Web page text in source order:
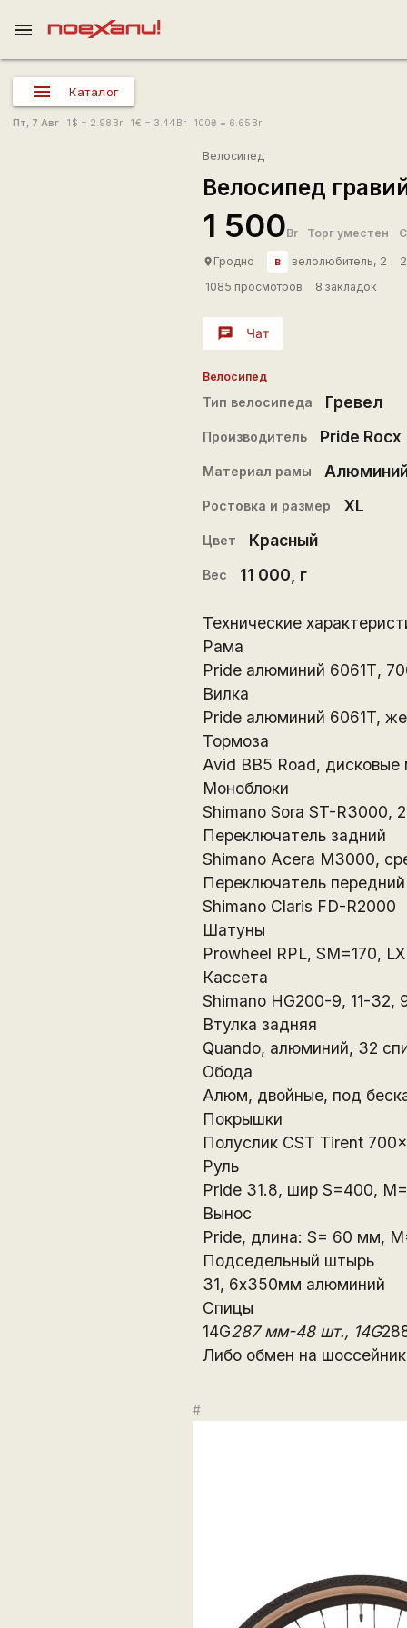
menu
Каталог
Пт, 7 Авг 1 $ = 2.98 Br 1€ = 3.44 Br 100₴ = 6.65 Br
Велосипед
Велосипед
1 500Br Торг уместен
place Гродно в велолюбитель, 2
1085 просмотров
8 закладок
chat Чат
Велосипед
Тип велосипеда Гревел
Производитель Pride Rocx
Материал рамы
Ростовка и размер XL
Цвет Красный
Вес 11 000 , г
Технические
Рама
Pride алюминий 6061Т,
Вилка
Pride алюминий 6061T,
Тормоза
Avid BB5 Road, дисковые
Моноблоки
Shimano Sora ST-R3000,
Переключатель задний
Shimano Acera M3000,
Переключатель передний
Shimano Claris FD-R2000
Шатуны
Prowheel RPL, SM=170,
Кассета
Shimano HG200-9, 11-32,
Втулка задняя
Quando, алюминий, 32
Обода
Алюм, двойные, под
Покрышки
Полуслик CST Tirent
Руль
Pride 31.8, шир S=400,
Вынос
Pride, длина: S= 60 мм,
Подседельный штырь
31, 6x350мм алюминий
Спицы
14G287 мм-48 шт., 14G
Либо обмен на шоссейник
#